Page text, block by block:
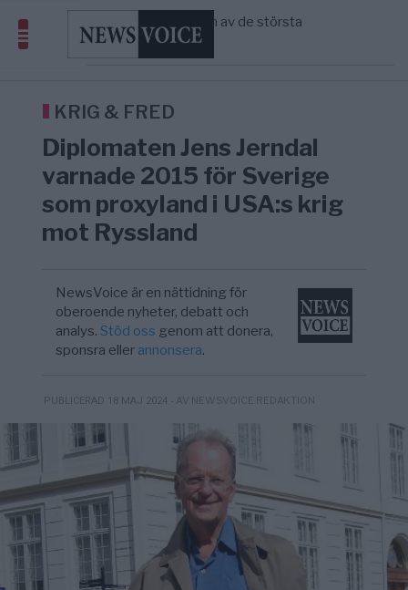
5/8
Gaza håller en av de största
massbegravningarna någonsin
SVERIGE
S och KD vill omvandla sjukvården till ett
om amerikansk påverkan
America” – Finally
KRIG & FRED
Diplomaten Jens Jerndal
varnade 2015 för Sverige
som proxyland i USA:s krig
mot Ryssland
NewsVoice är en nättidning för
oberoende nyheter, debatt och
analys.Stöd oss genom att donera,
sponsra eller annonsera.
PUBLICERAD 18 MAJ 2024 - AV NEWSVOICE REDAKTION